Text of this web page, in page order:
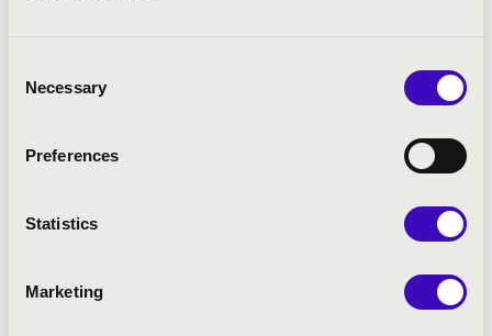
Selection
Necessary
Preferences
Statistics
Marketing
MŰSOR:
Lalande: O Filii et Filiae
Lalande: Nisi Quia